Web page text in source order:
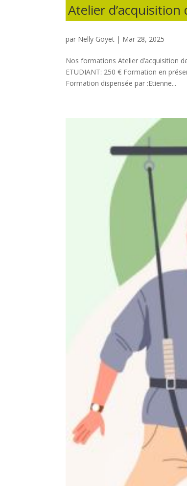
Atelier
par Nelly Goyet | Mar 28, 2025
Nos formations Atelier d’acquisition
ETUDIANT: 250 € Formation en
Formation dispensée par :Etienne...